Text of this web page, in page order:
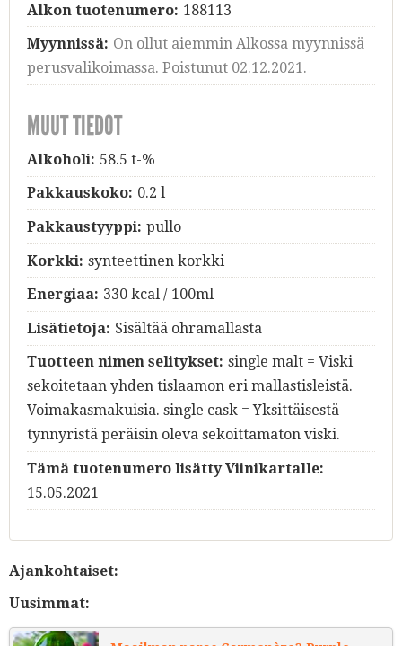
Alkon tuotenumero: 188113
Myynnissä: On ollut aiemmin Alkossa myynnissä
perusvalikoimassa. Poistunut 02.12.2021.
MUUT TIEDOT
Alkoholi: 58.5 t-%
Pakkauskoko: 0.2 l
Pakkaustyyppi: pullo
Korkki: synteettinen korkki
Energiaa: 330 kcal / 100ml
Lisätietoja: Sisältää ohramallasta
Tuotteen nimen selitykset: single malt = Viski
sekoitetaan yhden tislaamon eri mallastisleistä.
Voimakasmakuisia. single cask = Yksittäisestä
tynnyristä peräisin oleva sekoittamaton viski.
Tämä tuotenumero lisätty Viinikartalle:
15.05.2021
Ajankohtaiset:
Uusimmat: